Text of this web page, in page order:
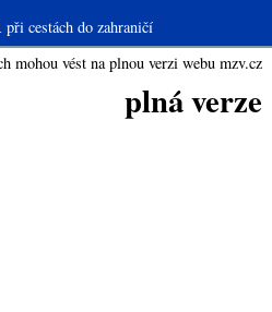
cestách do zahraničí
mohou vést na plnou verzi webu mzv.cz
plná verze